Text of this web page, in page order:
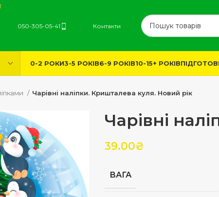
050-305-05-41 Контакти
0-2 РОКИ3-5 РОКІВ6-9 РОКІВ10-15+ РОКІВ
Чарівні наліпки. Кришталева куля. Новий рік
Чарівні
39.00₴
ВАГА